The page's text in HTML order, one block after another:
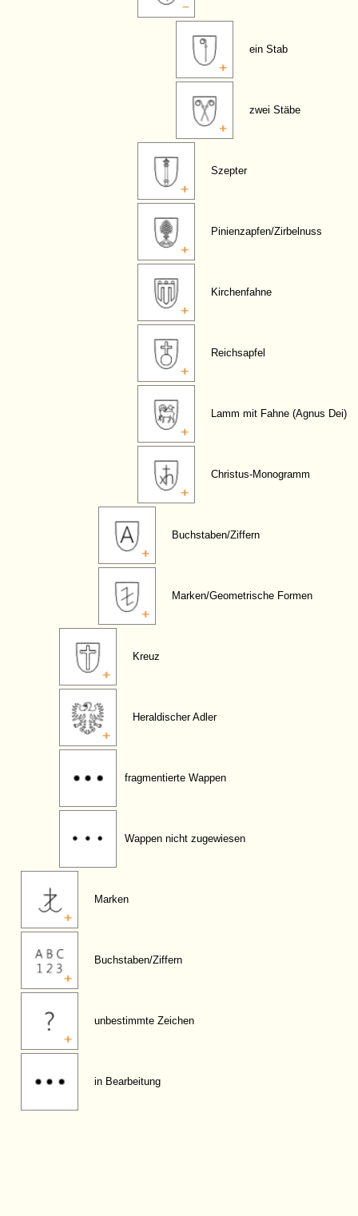
ein Stab
zwei Stäbe
Szepter
Pinienzapfen/Zirbelnuss
Kirchenfahne
Reichsapfel
Lamm mit Fahne (Agnus Dei)
Christus-Monogramm
Buchstaben/Ziffern
Marken/Geometrische Formen
Kreuz
Heraldischer Adler
fragmentierte Wappen
Wappen nicht zugewiesen
Marken
Buchstaben/Ziffern
unbestimmte Zeichen
in Bearbeitung